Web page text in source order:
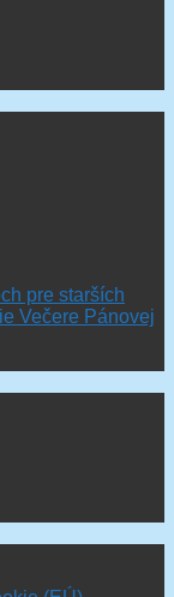
pre starších
Večere Pánovej